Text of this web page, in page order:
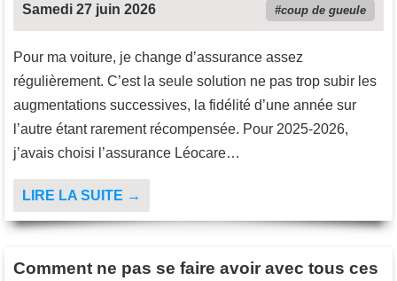
Samedi 27 juin 2026 coup de gueule
Pour ma voiture, je change d’assurance assez
régulièrement. C’est la seule solution ne pas trop subir les
augmentations successives, la fidélité d’une année sur
l’autre étant rarement récompensée. Pour 2025-2026,
j’avais choisi l’assurance Léocare…
LIRE LA SUITE →
Comment ne pas se faire avoir avec tous ces